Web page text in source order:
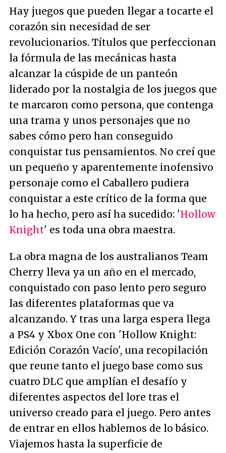
Hay juegos que pueden llegar a tocarte el
corazón sin necesidad de ser
revolucionarios. Títulos que perfeccionan
la fórmula de las mecánicas hasta
alcanzar la cúspide de un panteón
liderado por la nostalgia de los juegos que
te marcaron como persona, que contenga
una trama y unos personajes que no
sabes cómo pero han conseguido
conquistar tus pensamientos. No creí que
un pequeño y aparentemente inofensivo
personaje como el Caballero pudiera
conquistar a este crítico de la forma que
lo ha hecho, pero así ha sucedido: 'Hollow
Knight' es toda una obra maestra.
La obra magna de los australianos Team
Cherry lleva ya un año en el mercado,
conquistado con paso lento pero seguro
las diferentes plataformas que va
alcanzando. Y tras una larga espera llega
a PS4 y Xbox One con 'Hollow Knight:
Edición Corazón Vacío', una recopilación
que reune tanto el juego base como sus
cuatro DLC que amplían el desafío y
diferentes aspectos del lore tras el
universo creado para el juego. Pero antes
de entrar en ellos hablemos de lo básico.
Viajemos hasta la superficie de